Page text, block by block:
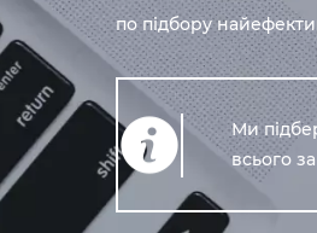
по підбору
Ми
всього